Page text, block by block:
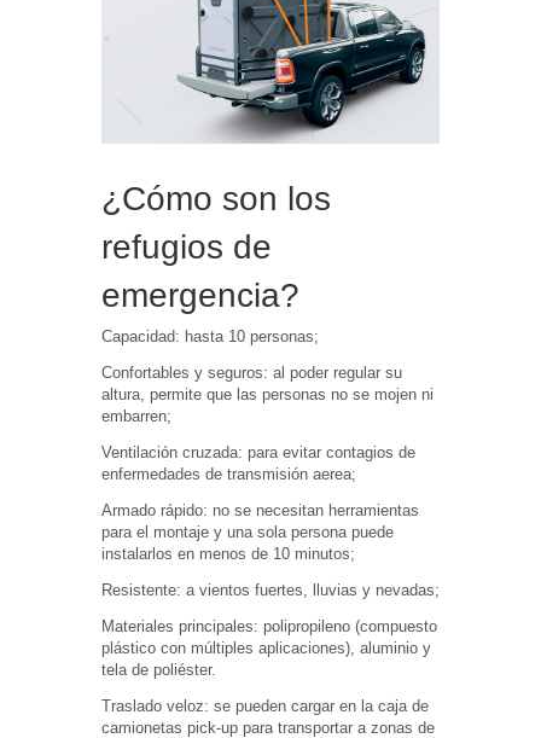
¿Cómo son los
refugios de
emergencia?
Capacidad: hasta 10 personas;
Confortables y seguros: al poder regular su
altura, permite que las personas no se mojen ni
embarren;
Ventilación cruzada: para evitar contagios de
enfermedades de transmisión aerea;
Armado rápido: no se necesitan herramientas
para el montaje y una sola persona puede
instalarlos en menos de 10 minutos;
Resistente: a vientos fuertes, lluvias y nevadas;
Materiales principales: polipropileno (compuesto
plástico con múltiples aplicaciones), aluminio y
tela de poliéster.
Traslado veloz: se pueden cargar en la caja de
camionetas pick-up para transportar a zonas de